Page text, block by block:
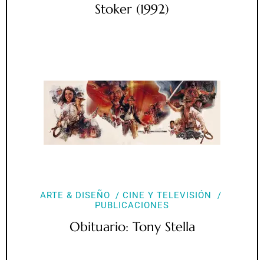
Stoker (1992)
ARTE & DISEÑO
CINE Y TELEVISIÓN
PUBLICACIONES
Obituario: Tony Stella